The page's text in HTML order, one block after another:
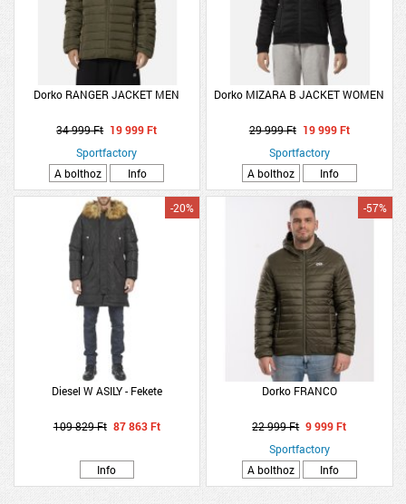
Dorko RANGER JACKET MEN
34 999 Ft 19 999 Ft
Sportfactory
A bolthoz
Info
Dorko MIZARA B JACKET WOMEN
29 999 Ft 19 999 Ft
Sportfactory
A bolthoz
Info
Diesel W ASILY - Fekete
-20%
109 829 Ft 87 863 Ft
Info
Dorko FRANCO
-57%
22 999 Ft 9 999 Ft
Sportfactory
A bolthoz
Info